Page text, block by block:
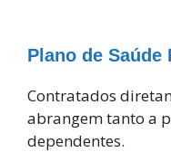
Plano de Saúde
Contratados
abrangem tanto a
dependentes.